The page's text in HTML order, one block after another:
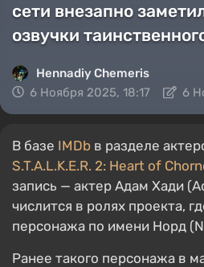
сети внезапно
озвучки
Hennadiy Chemеris
6 Ноября 2025, 18:17
6
В базе IMDb в разделе
S.T.A.L.K.E.R. 2: Heart of
запись — актер Адам Хади
числится в ролях проекта,
персонажа по имени Норд
Ранее такого персонажа в